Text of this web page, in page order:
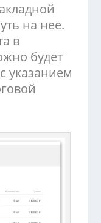
на нее.
в
будет
указанием